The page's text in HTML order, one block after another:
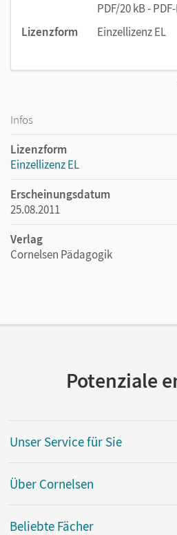
PDF/20 kB -
Lizenzform
Einzellizenz EL
Infos
Lizenzform
Einzellizenz EL
Erscheinungsdatum
25.08.2011
Verlag
Cornelsen Pädagogik
Potenziale
Unser Service für Sie
Über Cornelsen
Beliebte Fächer